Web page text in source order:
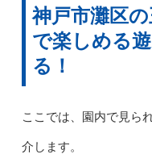
神戸市灘区
で楽しめる
る！
ここでは、園内で見ら
介します。